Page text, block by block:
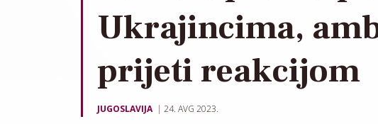
Ukrajincima,
prijeti reakcijom
JUGOSLAVIJA 24. AVG 2023.